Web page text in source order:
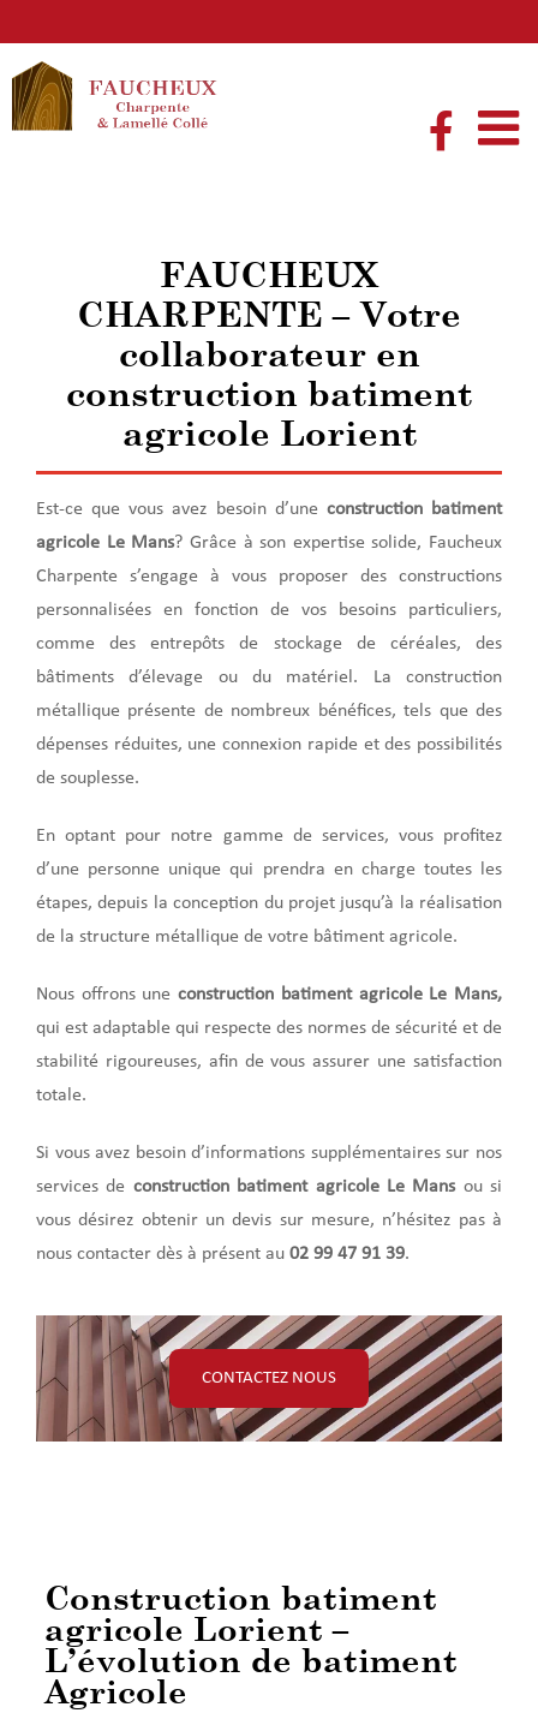
au
contenu
FAUCHEUX
CHARPENTE – Votre
collaborateur en
construction batiment
agricole Lorient
Est-ce que vous avez besoin d’une construction batiment
agricole Le Mans? Grâce à son expertise solide, Faucheux
Charpente s’engage à vous proposer des constructions
personnalisées en fonction de vos besoins particuliers,
comme des entrepôts de stockage de céréales, des
bâtiments d’élevage ou du matériel. La construction
métallique présente de nombreux bénéfices, tels que des
dépenses réduites, une connexion rapide et des possibilités
de souplesse.
En optant pour notre gamme de services, vous profitez
d’une personne unique qui prendra en charge toutes les
étapes, depuis la conception du projet jusqu’à la réalisation
de la structure métallique de votre bâtiment agricole.
Nous offrons uneconstruction batiment agricole Le Mans,
qui est adaptable qui respecte des normes de sécurité et de
stabilité rigoureuses, afin de vous assurer une satisfaction
totale.
Si vous avez besoin d’informations supplémentaires sur nos
services de construction batiment agricole Le Mansou si
vous désirez obtenir un devis sur mesure, n’hésitez pas à
nous contacter dès à présent au 02 99 47 91 39.
CONTACTEZ NOUS
Construction batiment
agricole Lorient –
L’évolution de batiment
Agricole